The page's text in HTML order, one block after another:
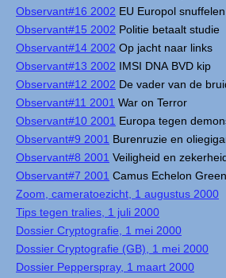
Observant#16 2002 EU Europol snuffelen
Observant#15 2002 Politie betaalt studie
Observant#14 2002 Op jacht naar links
Observant#13 2002 IMSI DNA BVD kip
Observant#12 2002 De vader van de
Observant#11 2001 War on Terror
Observant#10 2001 Europa tegen
Observant#9 2001 Burenruzie en
Observant#8 2001 Veiligheid en
Observant#7 2001 Camus Echelon
Zoom, cameratoezicht, 1 augustus 2000
Tips tegen tralies, 1 juli 2000
Dossier Cryptografie, 1 mei 2000
Dossier Cryptografie (GB), 1 mei 2000
Dossier Pepperspray, 1 maart 2000